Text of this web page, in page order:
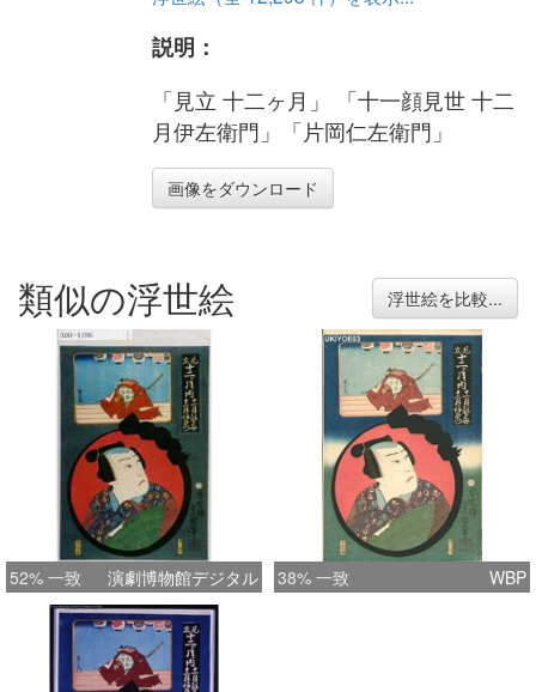
説明：
「見立 十二ヶ月」 「十一顔見世 十二
月伊左衛門」「片岡仁左衛門」
画像をダウンロード
類似の浮世絵 浮世絵を比較...
52% 一致 演劇博物館デジタル 38% 一致 WBP